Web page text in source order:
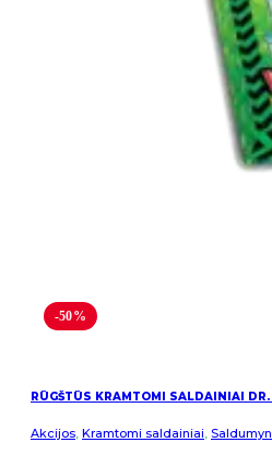
-50%
RŪGŠTŪS KRAMTOMI SALDAINIAI
Akcijos, Kramtomi saldainiai,